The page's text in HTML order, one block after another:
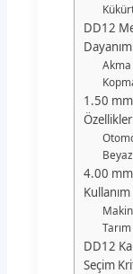
DD12
Akma
1.50
4.00 mm
DD12
Seçim